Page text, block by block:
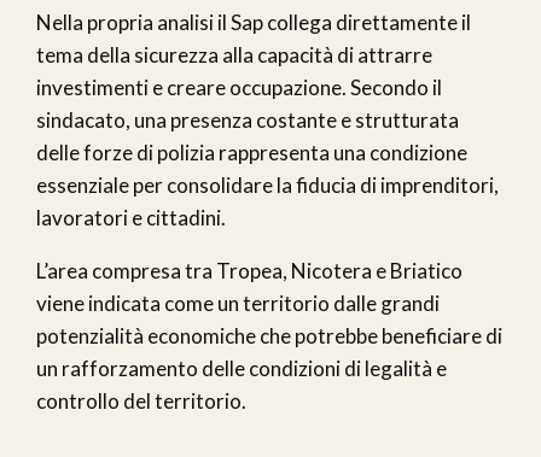
Nella propria analisi il Sap collega direttamente il
tema della sicurezza alla capacità di attrarre
investimenti e creare occupazione. Secondo il
sindacato, una presenza costante e strutturata
delle forze di polizia rappresenta una condizione
essenziale per consolidare la fiducia di imprenditori,
lavoratori e cittadini.
L’area compresa tra Tropea, Nicotera e Briatico
viene indicata come un territorio dalle grandi
potenzialità economiche che potrebbe beneficiare di
un rafforzamento delle condizioni di legalità e
controllo del territorio.